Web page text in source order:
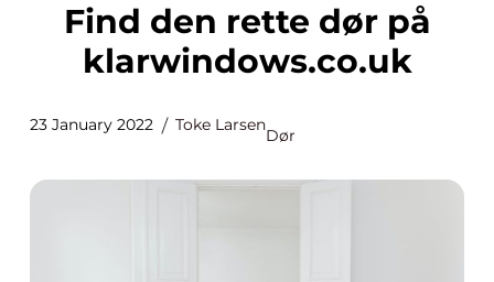
Find den rette dør på
klarwindows.co.uk
23 January 2022 Toke Larsen
Dør